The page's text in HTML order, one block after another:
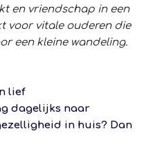
en vriendschap in een
voor vitale ouderen die
een kleine wandeling.
lief
dagelijks naar
in huis? Dan